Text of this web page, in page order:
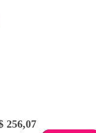
256,07